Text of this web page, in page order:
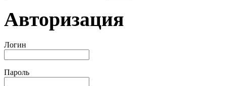
Авторизация
Логин
Пароль